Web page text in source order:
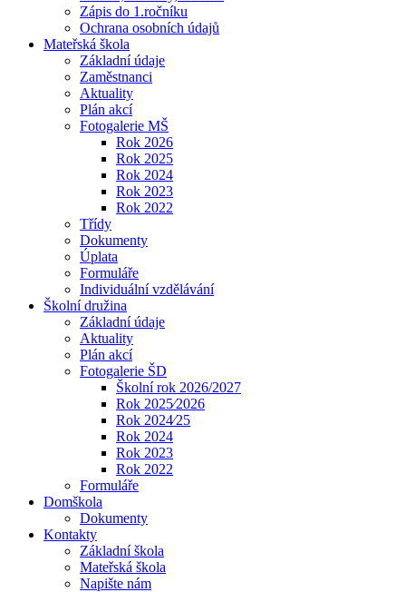
Zápis do 1.ročníku
Ochrana osobních údajů
Mateřská škola
Základní údaje
Zaměstnanci
Aktuality
Plán akcí
Fotogalerie MŠ
Rok 2026
Rok 2025
Rok 2024
Rok 2023
Rok 2022
Třídy
Dokumenty
Úplata
Formuláře
Individuální vzdělávání
Školní družina
Základní údaje
Aktuality
Plán akcí
Fotogalerie ŠD
Školní rok 2026/2027
Rok 2025⁄2026
Rok 2024⁄25
Rok 2024
Rok 2023
Rok 2022
Formuláře
Domškola
Dokumenty
Kontakty
Základní škola
Mateřská škola
Napište nám